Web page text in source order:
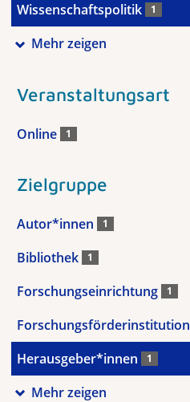
Wissenschaftspolitik 1
Mehr zeigen
Veranstaltungsart
Online 1
Zielgruppe
Autor*innen 1
Bibliothek 1
Forschungseinrichtung 1
Forschungsförderinstitution
Herausgeber*innen 1
Mehr zeigen